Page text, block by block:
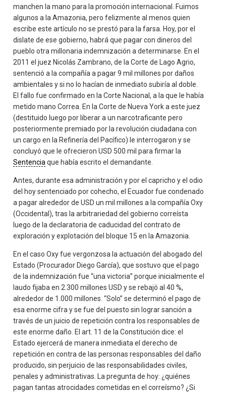
manchen la mano para la promoción internacional. Fuimos
algunos a la Amazonia, pero felizmente al menos quien
escribe este artículo no se prestó para la farsa. Hoy, por el
dislate de ese gobierno, habrá que pagar con dineros del
pueblo otra millonaria indemnización a determinarse. En el
2011 el juez Nicolás Zambrano, de la Corte de Lago Agrio,
sentenció a la compañía a pagar 9 mil millones por daños
ambientales y si no lo hacían de inmediato subiría al doble.
El fallo fue confirmado en la Corte Nacional, a la que le había
metido mano Correa. En la Corte de Nueva York a este juez
(destituido luego por liberar a un narcotraficante pero
posteriormente premiado por la revolución ciudadana con
un cargo en la Refinería del Pacífico) le interrogaron y se
concluyó que le ofrecieron USD 500 mil para firmar la
Sentencia que había escrito el demandante.
Antes, durante esa administración y por el capricho y el odio
del hoy sentenciado por cohecho, el Ecuador fue condenado
a pagar alrededor de USD un mil millones a la compañía Oxy
(Occidental), tras la arbitrariedad del gobierno correísta
luego de la declaratoria de caducidad del contrato de
exploración y explotación del bloque 15 en la Amazonia.
En el caso Oxy fue vergonzosa la actuación del abogado del
Estado (Procurador Diego García), que sostuvo que el pago
de la indemnización fue “una victoria” porque inicialmente el
laudo fijaba en 2.300 millones USD y se rebajó al 40 %,
alrededor de 1.000 millones. “Solo” se determinó el pago de
esa enorme cifra y se fue del puesto sin lograr sanción a
través de un juicio de repetición contra los responsables de
este enorme daño. El art. 11 de la Constitución dice: el
Estado ejercerá de manera inmediata el derecho de
repetición en contra de las personas responsables del daño
producido, sin perjuicio de las responsabilidades civiles,
penales y administrativas. La pregunta de hoy: ¿quiénes
pagan tantas atrocidades cometidas en el correísmo? ¿Si